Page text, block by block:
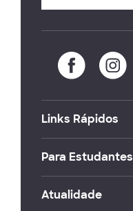
Links Rápidos
Para Estudantes
Atualidade